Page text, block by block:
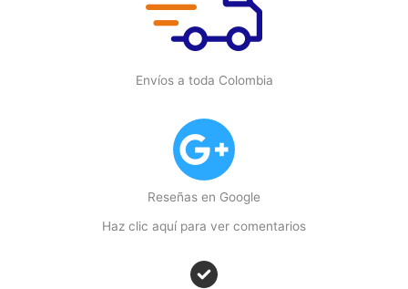
Envíos a toda Colombia
Reseñas en Google
Haz clic aquí para ver comentarios